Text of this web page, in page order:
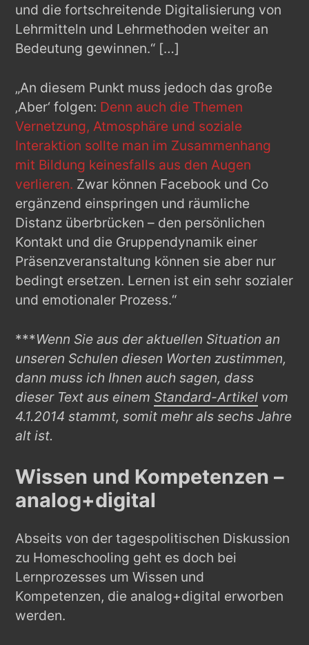
und die fortschreitende Digitalisierung von
Lehrmitteln und Lehrmethoden weiter an
Bedeutung gewinnen.“ […]
„An diesem Punkt muss jedoch das große
‚Aber‘ folgen: Denn auch die Themen
Vernetzung, Atmosphäre und soziale
Interaktion sollte man im Zusammenhang
mit Bildung keinesfalls aus den Augen
verlieren. Zwar können Facebook und Co
ergänzend einspringen und räumliche
Distanz überbrücken – den persönlichen
Kontakt und die Gruppendynamik einer
Präsenzveranstaltung können sie aber nur
bedingt ersetzen. Lernen ist ein sehr sozialer
und emotionaler Prozess.“
***Wenn Sie aus der aktuellen Situation an
unseren Schulen diesen Worten zustimmen,
dann muss ich Ihnen auch sagen, dass
dieser Text aus einem Standard-Artikel vom
4.1.2014 stammt, somit mehr als sechs Jahre
alt ist.
Wissen und Kompetenzen –
analog+digital
Abseits von der tagespolitischen Diskussion
zu Homeschooling geht es doch bei
Lernprozesses um Wissen und
Kompetenzen, die analog+digital erworben
werden.